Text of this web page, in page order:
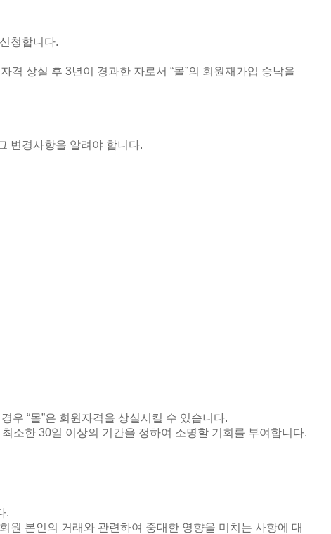
청합니다.
격 상실 후 3년이 경과한 자로서 “몰”의 회원재가입 승낙을
변경사항을 알려야 합니다.
우 “몰”은 회원자격을 상실시킬 수 있습니다.
최소한 30일 이상의 기간을 정하여 소명할 기회를 부여합니다.
.
회원 본인의 거래와 관련하여 중대한 영향을 미치는 사항에 대